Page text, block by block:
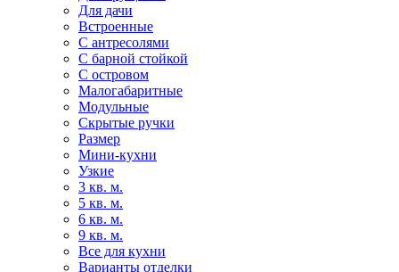
Для дачи
Встроенные
С антресолями
С барной стойкой
С островом
Малогабаритные
Модульные
Скрытые ручки
Размер
Мини-кухни
Узкие
3 кв. м.
5 кв. м.
6 кв. м.
9 кв. м.
Все для кухни
Варианты отделки